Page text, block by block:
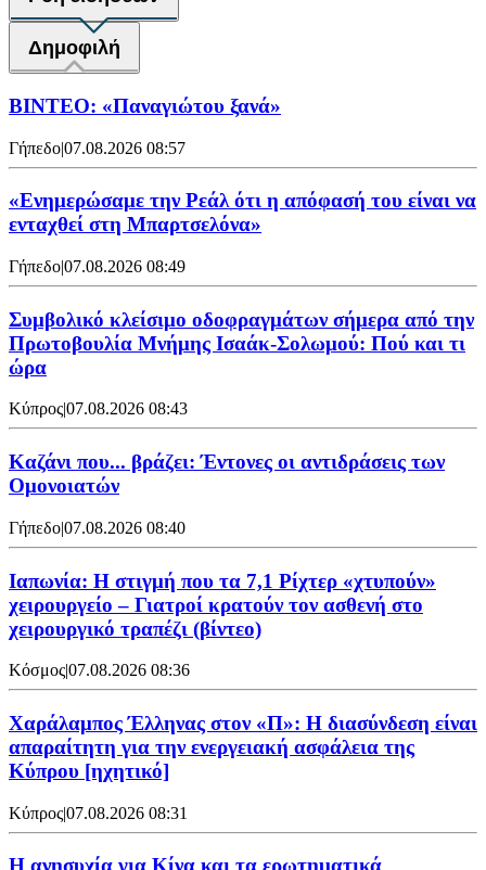
Δημοφιλή
ΒΙΝΤΕΟ: «Παναγιώτου ξανά»
Γήπεδο|07.08.2026 08:57
«Ενημερώσαμε την Ρεάλ ότι η απόφασή του είναι να
ενταχθεί στη Μπαρτσελόνα»
Γήπεδο|07.08.2026 08:49
Συμβολικό κλείσιμο οδοφραγμάτων σήμερα από την
Πρωτοβουλία Μνήμης Ισαάκ-Σολωμού: Πού και τι
ώρα
Κύπρος|07.08.2026 08:43
Καζάνι που... βράζει: Έντονες οι αντιδράσεις των
Ομονοιατών
Γήπεδο|07.08.2026 08:40
Ιαπωνία: Η στιγμή που τα 7,1 Ρίχτερ «χτυπούν»
χειρουργείο – Γιατροί κρατούν τον ασθενή στο
χειρουργικό τραπέζι (βίντεο)
Κόσμος|07.08.2026 08:36
Χαράλαμπος Έλληνας στον «Π»: Η διασύνδεση είναι
απαραίτητη για την ενεργειακή ασφάλεια της
Κύπρου [ηχητικό]
Κύπρος|07.08.2026 08:31